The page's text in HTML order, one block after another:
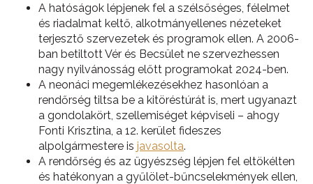
A hatóságok lépjenek fel a szélsőséges, félelmet
és riadalmat keltő, alkotmányellenes nézeteket
terjesztő szervezetek és programok ellen. A 2006-
ban betiltott Vér és Becsület ne szervezhessen
nagy nyilvánosság előtt programokat 2024-ben.
A neonáci megemlékezésekhez hasonlóan a
rendőrség tiltsa be a kitöréstúrát is, mert ugyanazt
a gondolakört, szellemiséget képviseli – ahogy
Fonti Krisztina, a 12. kerület fideszes
alpolgármestere is javasolta.
A rendőrség és az ügyészség lépjen fel eltökélten
és hatékonyan a gyűlölet-bűncselekmények ellen,